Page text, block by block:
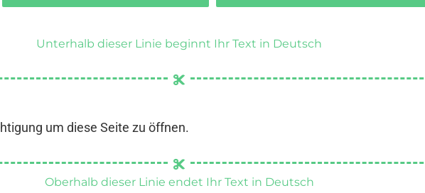
Unterhalb dieser Linie beginnt Ihr Text in Deutsch
um diese Seite zu öffnen.
Oberhalb dieser Linie endet Ihr Text in Deutsch